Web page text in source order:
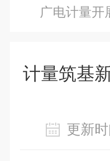
广电计量开
计量筑基
更新